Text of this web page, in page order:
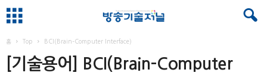
홈 Top BCI(Brain–Computer Interface)
[기술용어] BCI(Brain–Computer